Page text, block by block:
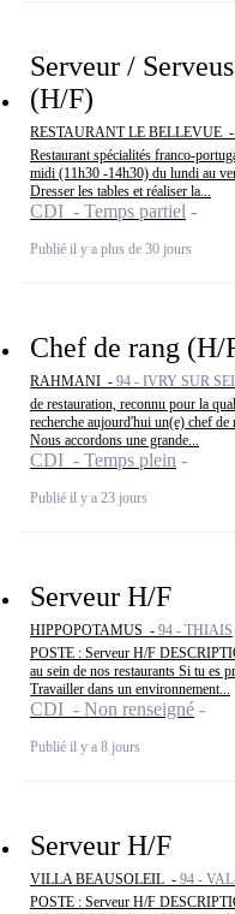
Serveur /
(H/F)
RESTAURANT LE BELLEVUE -
Restaurant spécialités franco-
midi (11h30 -14h30) du lundi au
Dresser les tables et réaliser la...
CDI - Temps partiel
Publié il y a plus de 30 jours
Chef de rang (H/
RAHMANI - 94 - IVRY SUR
de restauration, reconnu pour la
recherche aujourd'hui un(e) chef
Nous accordons une grande...
CDI - Temps plein
Publié il y a 23 jours
Serveur H/F
HIPPOPOTAMUS - 94 - THIAIS
POSTE : Serveur H/F
au sein de nos restaurants Si tu es
Travailler dans un environnement...
CDI - Non renseigné
Publié il y a 8 jours
Serveur H/F
VILLA BEAUSOLEIL - 94 -
POSTE : Serveur H/F